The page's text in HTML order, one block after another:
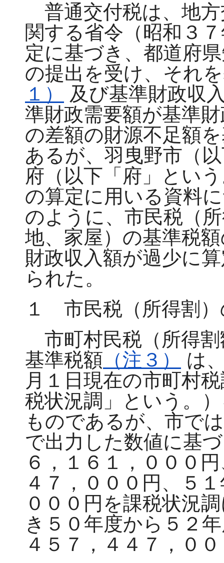
普通交付税は、地方
関する省令（昭和３
定に基づき、都道府
の提出を受け、それ
１）
及び基準財政収
準財政需要額が基準
の差額の財源不足額
あるが、羽曳野市（
府（以下「府」とい
の算定に用いる資料
のように、市民税（
地、家屋）の基準税
財政収入額が過少に
られた。
１ 市民税（所得割
市町村民税（所得
基準税額 （注３）
は
月１日現在の市町村
税状況調」という。
ものであるが、市で
で出力した数値に基
６，１６１，０００
４７，０００円、５
０００円を課税状況
き５０年度から５２
４５７，４４７，０